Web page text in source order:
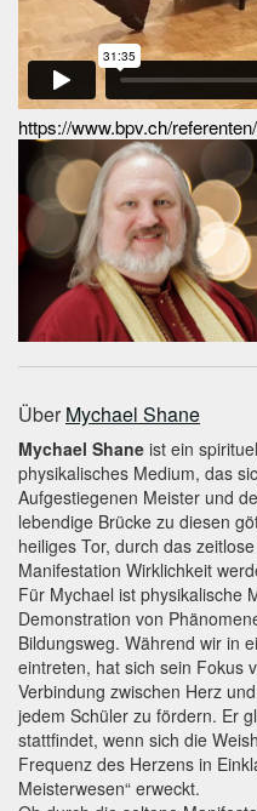
https://www.bpv.ch/
Über Mychael Shane
Mychael Shane ist ein
physikalisches Medium, das
Aufgestiegenen Meister und
lebendige Brücke zu diesen
heiliges Tor, durch das
Manifestation Wirklichkeit
Für Mychael ist physikalische
Demonstration von
Bildungsweg. Während wir in
eintreten, hat sich sein Fokus
Verbindung zwischen Herz
jedem Schüler zu fördern. Er
stattfindet, wenn sich die
Frequenz des Herzens in
Meisterwesen“ erweckt.